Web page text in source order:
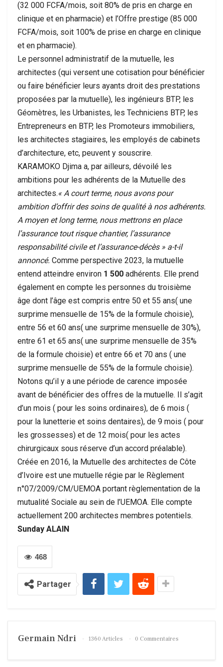
(32 000 FCFA/mois, soit 80% de pris en charge en
clinique et en pharmacie) et l’Offre prestige (85 000
FCFA/mois, soit 100% de prise en charge en clinique
et en pharmacie).
Le personnel administratif de la mutuelle, les
architectes (qui versent une cotisation pour bénéficier
ou faire bénéficier leurs ayants droit des prestations
proposées par la mutuelle), les ingénieurs BTP, les
Géomètres, les Urbanistes, les Techniciens BTP, les
Entrepreneurs en BTP, les Promoteurs immobiliers,
les architectes stagiaires, les employés de cabinets
d’architecture, etc, peuvent y souscrire.
KARAMOKO Djima a, par ailleurs, dévoilé les
ambitions pour les adhérents de la Mutuelle des
architectes.« A court terme, nous avons pour
ambition d’offrir des soins de qualité à nos adhérents.
A moyen et long terme, nous mettrons en place
l’assurance tout risque chantier, l’assurance
responsabilité civile et l’assurance-décès » a-t-il
annoncé. Comme perspective 2023, la mutuelle
entend atteindre environ 1 500 adhérents. Elle prend
également en compte les personnes du troisième
âge dont l’âge est compris entre 50 et 55 ans( une
surprime mensuelle de 15% de la formule choisie),
entre 56 et 60 ans( une surprime mensuelle de 30%),
entre 61 et 65 ans( une surprime mensuelle de 35%
de la formule choisie) et entre 66 et 70 ans ( une
surprime mensuelle de 55% de la formule choisie).
Notons qu’il y a une période de carence imposée
avant de bénéficier des offres de la mutuelle. Il s’agit
d’un mois ( pour les soins ordinaires), de 6 mois (
pour la lunetterie et soins dentaires), de 9 mois ( pour
les grossesses) et de 12 mois( pour les actes
chirurgicaux sous réserve d’un accord préalable).
Créée en 2016, la Mutuelle des architectes de Côte
d’Ivoire est une mutuelle régie par le Règlement
n°07/2009/CM/UEMOA portant règlementation de la
mutualité Sociale au sein de l’UEMOA. Elle compte
actuellement 200 architectes membres potentiels.
Sunday ALAIN
468
Partager
Germain Ndri 1360 Articles 0 Commentaires